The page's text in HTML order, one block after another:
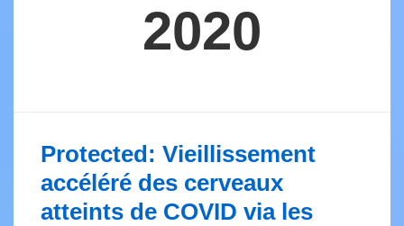
2020
Protected: Vieillissement
accéléré des cerveaux
atteints de COVID via les